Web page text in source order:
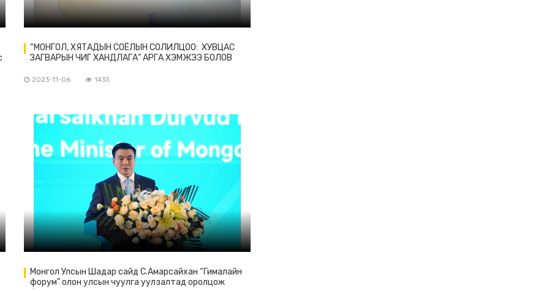
“МОНГОЛ, ХЯТАДЫН СОЁЛЫН СОЛИЛЦОО: ХУВЦАС
ЗАГВАРЫН ЧИГ ХАНДЛАГА” АРГА ХЭМЖЭЭ БОЛОВ
2023-11-06 1433
Монгол Улсын Шадар сайд С.Амарсайхан “Гималайн
форум” олон улсын чуулга уулзалтад оролцож